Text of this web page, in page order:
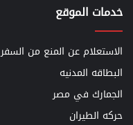
خدمات الموقع
الاستعلام عن المنع من السفر
البطاقه المدنيه
الجمارك في مصر
حركه الطيران